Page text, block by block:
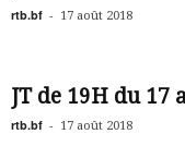
rtb.bf - 17 août 2018
JT de 19H du 17
rtb.bf - 17 août 2018